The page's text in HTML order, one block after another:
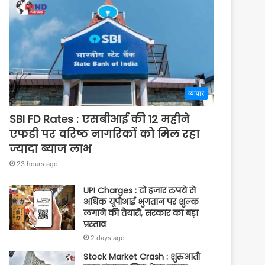
व्यापार
SBI FD Rates : एसबीआई की 12 महीने
एफडी पर वरिष्ठ नागरिकों को मिल रहा
ज्यादा ब्याज लाभ
23 hours ago
UPI Charges : दो हजार रुपये से
अधिक यूपीआई भुगतान पर शुल्क
लगाने की तैयारी, सरकार का बड़ा
प्रस्ताव
2 days ago
Stock Market Crash : शुरुआती